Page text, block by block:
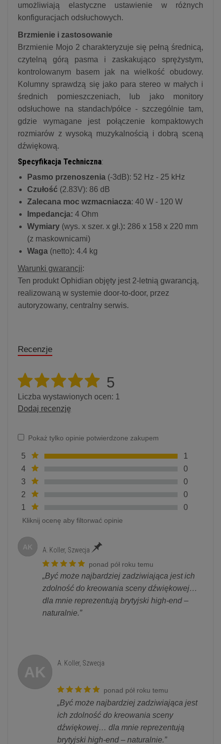
umożliwiają elastyczne ustawienie w różnych
konfiguracjach odsłuchowych.
Brzmienie i zastosowanie
Brzmienie Mojo 2 charakteryzuje się pełną średnicą,
czytelną górą pasma i zaskakująco sprężystym,
kontrolowanym basem jak na wielkość obudowy.
Kolumny sprawdzą się jako para stereo w małych i
średnich pomieszczeniach, lub jako monitory
odsłuchowe na standach/półce - szczególnie tam,
gdzie wymagane jest połączenie kompaktowych
rozmiarów z wysoką muzykalnością i dobrą sceną
dźwiękową.
Specyfikacja Techniczna:
Pasmo przenoszenia (-3dB): 52 Hz - 25 kHz
Czułość (2.83V): 86 dB
Zalecana moc wzmacniacza: 40 W - 120 W
Impedancja: 4 Ohm
Wymiary (wys. x szer. x gł.): 286 x 158 x 220 mm
(z maskownicami)
Waga (netto): 4.4 kg
Warunki gwarancji:
Ten produkt Ophidian objęty jest 2-letnią gwarancją,
realizowaną w systemie door-to-door, przez
autoryzowany, centralny serwis.
Recenzje
5
Liczba wystawionych ocen: 1
Dodaj recenzję
Pokaż tylko opinie potwierdzone zakupem
5
1
4
0
3
0
2
0
1
0
Kliknij ocenę aby filtorwać opinie
AK A. Koller, Szwecja
ponad pół roku temu
„Być może najbardziej zadziwiająca jest ich
zdolność do kreowania sceny dźwiękowej…
dla mnie reprezentują brytyjski high-end –
naturalnie.”
AK
A. Koller, Szwecja
ponad pół roku temu
„Być może najbardziej zadziwiająca jest
ich zdolność do kreowania sceny
dźwiękowej… dla mnie reprezentują
brytyjski high-end – naturalnie.”